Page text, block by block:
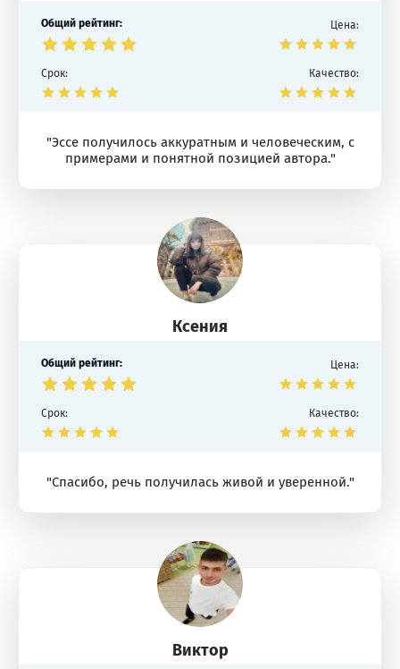
Общий рейтинг: Цена:
Срок: Качество:
"Эссе получилось аккуратным и человеческим, с
примерами и понятной позицией автора."
Ксения
Общий рейтинг: Цена:
Срок: Качество:
"Спасибо, речь получилась живой и уверенной."
Виктор